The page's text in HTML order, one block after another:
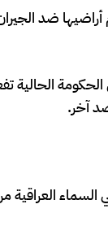
ضد
آخر.
السماء